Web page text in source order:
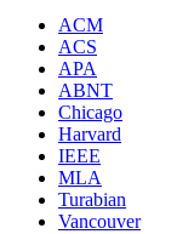
ACM
ACS
APA
ABNT
Chicago
Harvard
IEEE
MLA
Turabian
Vancouver